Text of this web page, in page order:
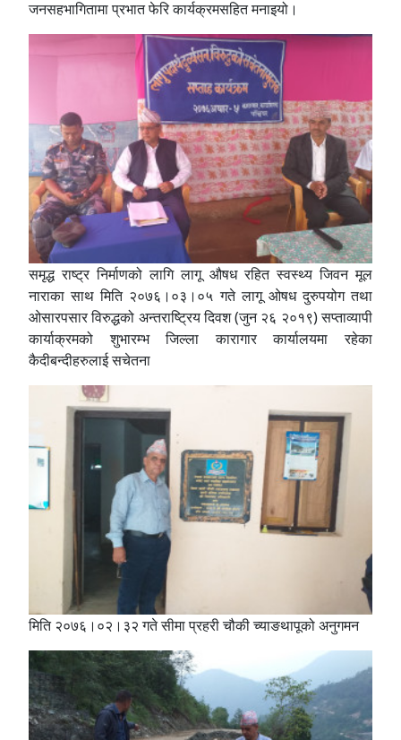
जनसहभागितामा प्रभात फेरि कार्यक्रमसहित मनाइयो।
समृद्ध राष्ट्र निर्माणको लागि लागू औषध रहित स्वस्थ्य जिवन मूल
नाराका साथ मिति २०७६।०३।०५ गते लागू ओषध दुरुपयोग तथा
ओसारपसार विरुद्धको अन्तराष्ट्रिय दिवश (जुन २६ २०१९) सप्ताव्यापी
कार्याक्रमको शुभारम्भ जिल्ला कारागार कार्यालयमा रहेका
कैदीबन्दीहरुलाई सचेतना
मिति २०७६।०२।३२ गते सीमा प्रहरी चौकी च्याङथापूको अनुगमन